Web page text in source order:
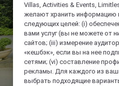
Villas, Activities & Events,
желают хранить информацию
следующих целей: (i)
вами услуг (вы не можете от
сайтов; (iii) измерение
«кешбэк», если вы на нее
сетями; (vi) составление
рекламы. Для каждого из
выбрать подходящие